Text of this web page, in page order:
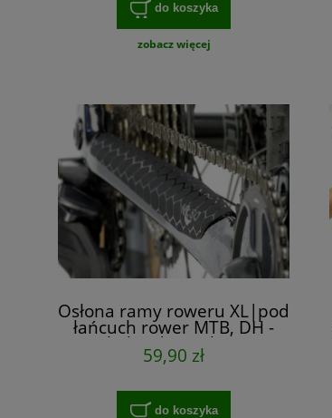
do koszyka
zobacz więcej
Osłona ramy roweru XL|pod
łańcuch rower MTB, DH -
hybryda z żelem
absorbującym,
59,90 zł
do koszyka